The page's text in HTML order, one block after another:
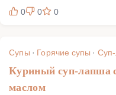
0
0 0
Супы · Горячие супы ·
Куриный суп-лапша
маслом